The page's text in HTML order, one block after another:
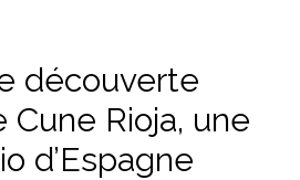
découverte
Cune Rioja, une
d’Espagne